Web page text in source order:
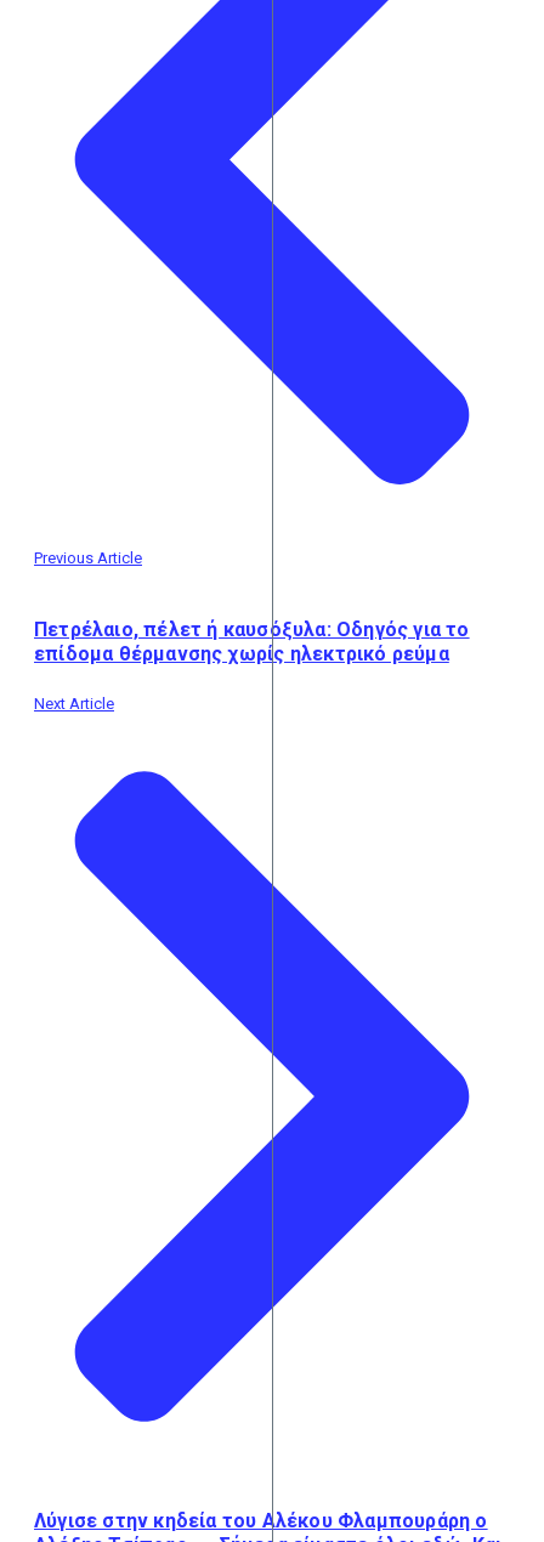
Previous Article
Πετρέλαιο, πέλετ ή καυσόξυλα: Οδηγός για το
επίδομα θέρμανσης χωρίς ηλεκτρικό ρεύμα
Next Article
Λύγισε στην κηδεία του Αλέκου Φλαμπουράρη ο